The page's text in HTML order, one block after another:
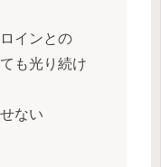
インとの
も光り続け
ない